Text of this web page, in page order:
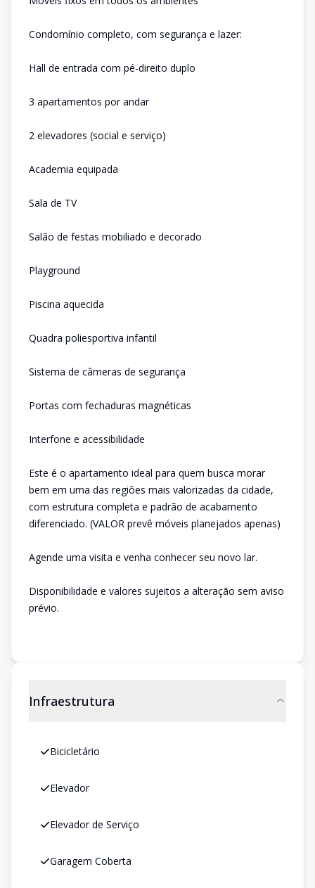
Condomínio completo, com segurança e lazer:
Hall de entrada com pé-direito duplo
3 apartamentos por andar
2 elevadores (social e serviço)
Academia equipada
Sala de TV
Salão de festas mobiliado e decorado
Playground
Piscina aquecida
Quadra poliesportiva infantil
Sistema de câmeras de segurança
Portas com fechaduras magnéticas
Interfone e acessibilidade
Este é o apartamento ideal para quem busca morar
bem em uma das regiões mais valorizadas da cidade,
com estrutura completa e padrão de acabamento
diferenciado. (VALOR prevê móveis planejados apenas)
Agende uma visita e venha conhecer seu novo lar.
Disponibilidade e valores sujeitos a alteração sem aviso
prévio.
Infraestrutura
Bicicletário
Elevador
Elevador de Serviço
Garagem Coberta